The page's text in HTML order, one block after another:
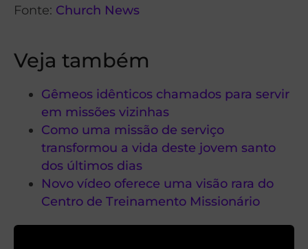
Fonte: Church News
Veja também
Gêmeos idênticos chamados para servir
em missões vizinhas
Como uma missão de serviço
transformou a vida deste jovem santo
dos últimos dias
Novo vídeo oferece uma visão rara do
Centro de Treinamento Missionário